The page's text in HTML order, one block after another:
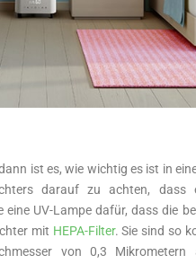
ist es, wie wichtig es ist in
darauf zu achten,
UV-Lampe dafür, dass die
mit HEPA-Filter. Sie sind so
von 0,3